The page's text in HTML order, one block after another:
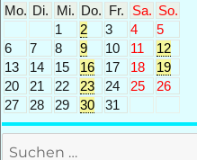
Mo. Di. Mi. Do. Fr. Sa. So.
1
2 3 4
5
6
7 8 9 10 11
12
13
14 15 16 17 18
19
20
21 22 23 24 25
26
27
28 29 30 31
Suchen